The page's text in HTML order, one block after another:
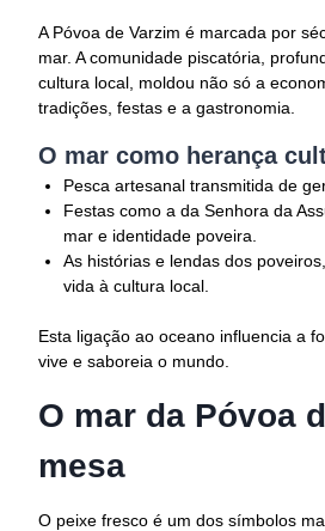
A Póvoa de Varzim é marcada por
mar. A comunidade piscatória,
cultura local, moldou não só a
tradições, festas e a gastronomia.
O mar como herança
Pesca artesanal transmitida de
Festas como a da Senhora da
mar e identidade poveira.
As histórias e lendas dos
vida à cultura local.
Esta ligação ao oceano influencia a
vive e saboreia o mundo.
O mar da Póvoa
mesa
O peixe fresco é um dos símbolos